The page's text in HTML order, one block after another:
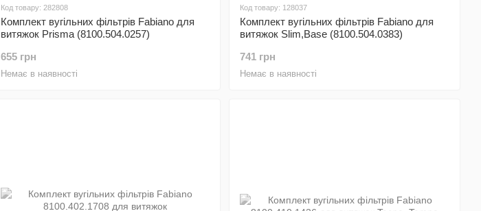
Код товару: 282808
Комплект вугільних фільтрів Fabiano для
витяжок Prisma (8100.504.0257)
655 грн
Немає в наявності
Код товару: 128037
Комплект вугільних фільтрів Fabiano для
витяжок Slim,Base (8100.504.0383)
741 грн
Немає в наявності